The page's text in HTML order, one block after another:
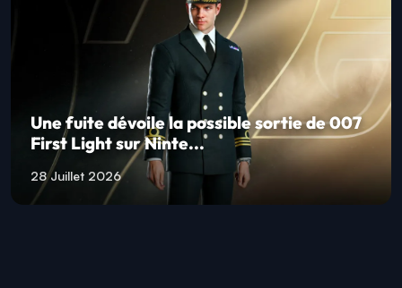
Une fuite dévoile la possible sortie de 007
First Light sur Ninte...
28 Juillet 2026